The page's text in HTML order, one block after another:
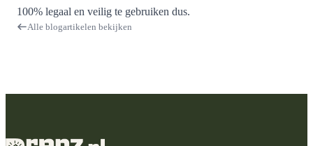
100% legaal en veilig te gebruiken dus.
Alle blogartikelen bekijken